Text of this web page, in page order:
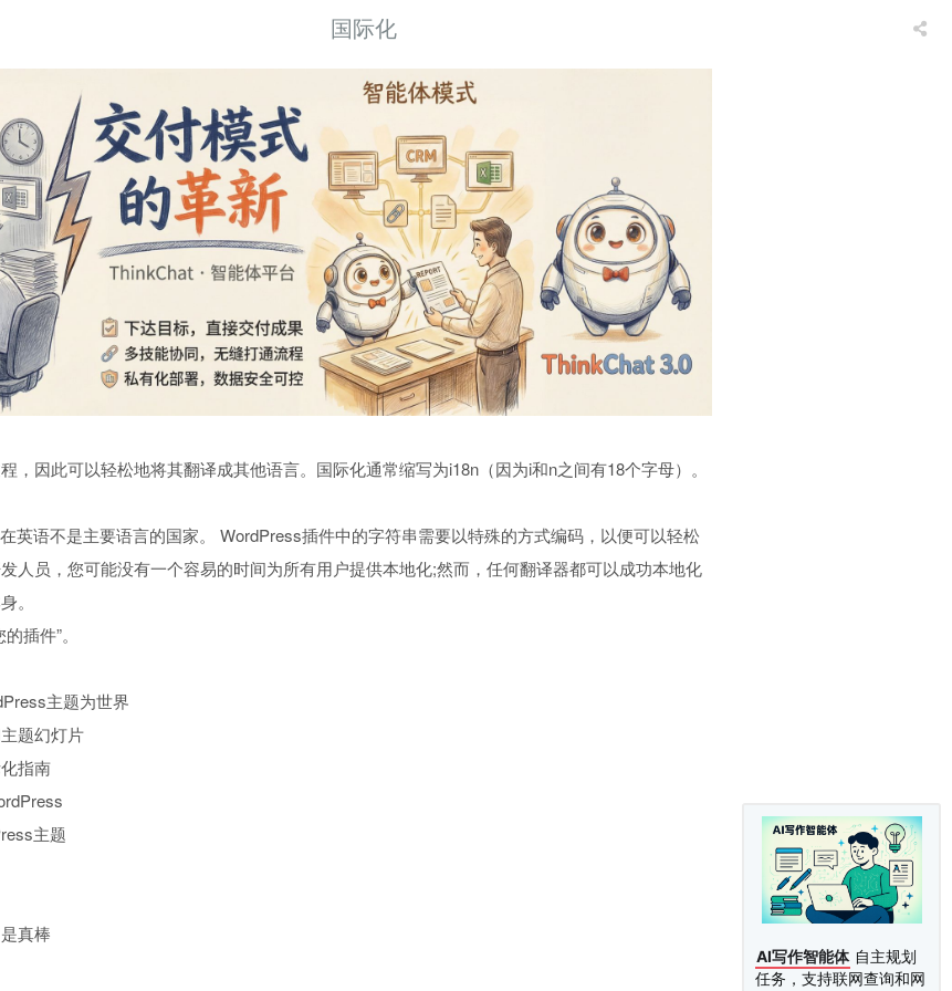
AI写作智能体 自主规划
任务，支持联网查询和网
国际化
，因此可以轻松地将其翻译成其他语言。国际化通常缩写为i18n（因为i和n之间有18个字母）。
英语不是主要语言的国家。 WordPress插件中的字符串需要以特殊的方式编码，以便可以轻松
人员，您可能没有一个容易的时间为所有用户提供本地化;然而，任何翻译器都可以成功本地化
。
插件”。
主题为世界
题幻灯片
指南
主题
真棒